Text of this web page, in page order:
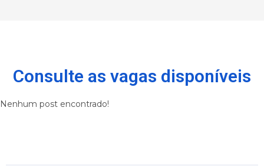
Consulte as vagas disponíveis
Nenhum post encontrado!